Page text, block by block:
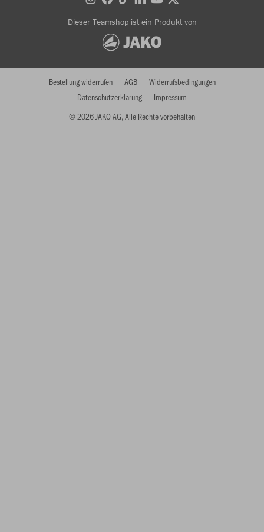
Dieser Teamshop ist ein Produkt von
© 2026 JAKO AG, Alle Rechte vorbehalten
Bestellung widerrufen AGB
Widerrufsbedingungen
Datenschutzerklärung
Impressum